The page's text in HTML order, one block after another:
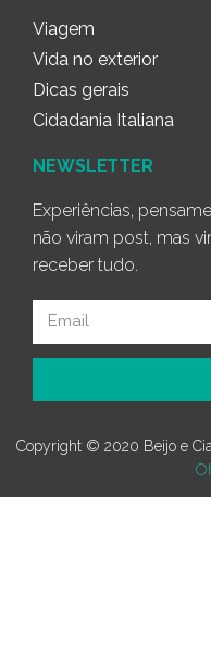
Viagem
Vida no exterior
Dicas gerais
Cidadania Italiana
NEWSLETTER
Experiências,
não viram post, mas
receber tudo.
Copyright © 2020 Beijo e